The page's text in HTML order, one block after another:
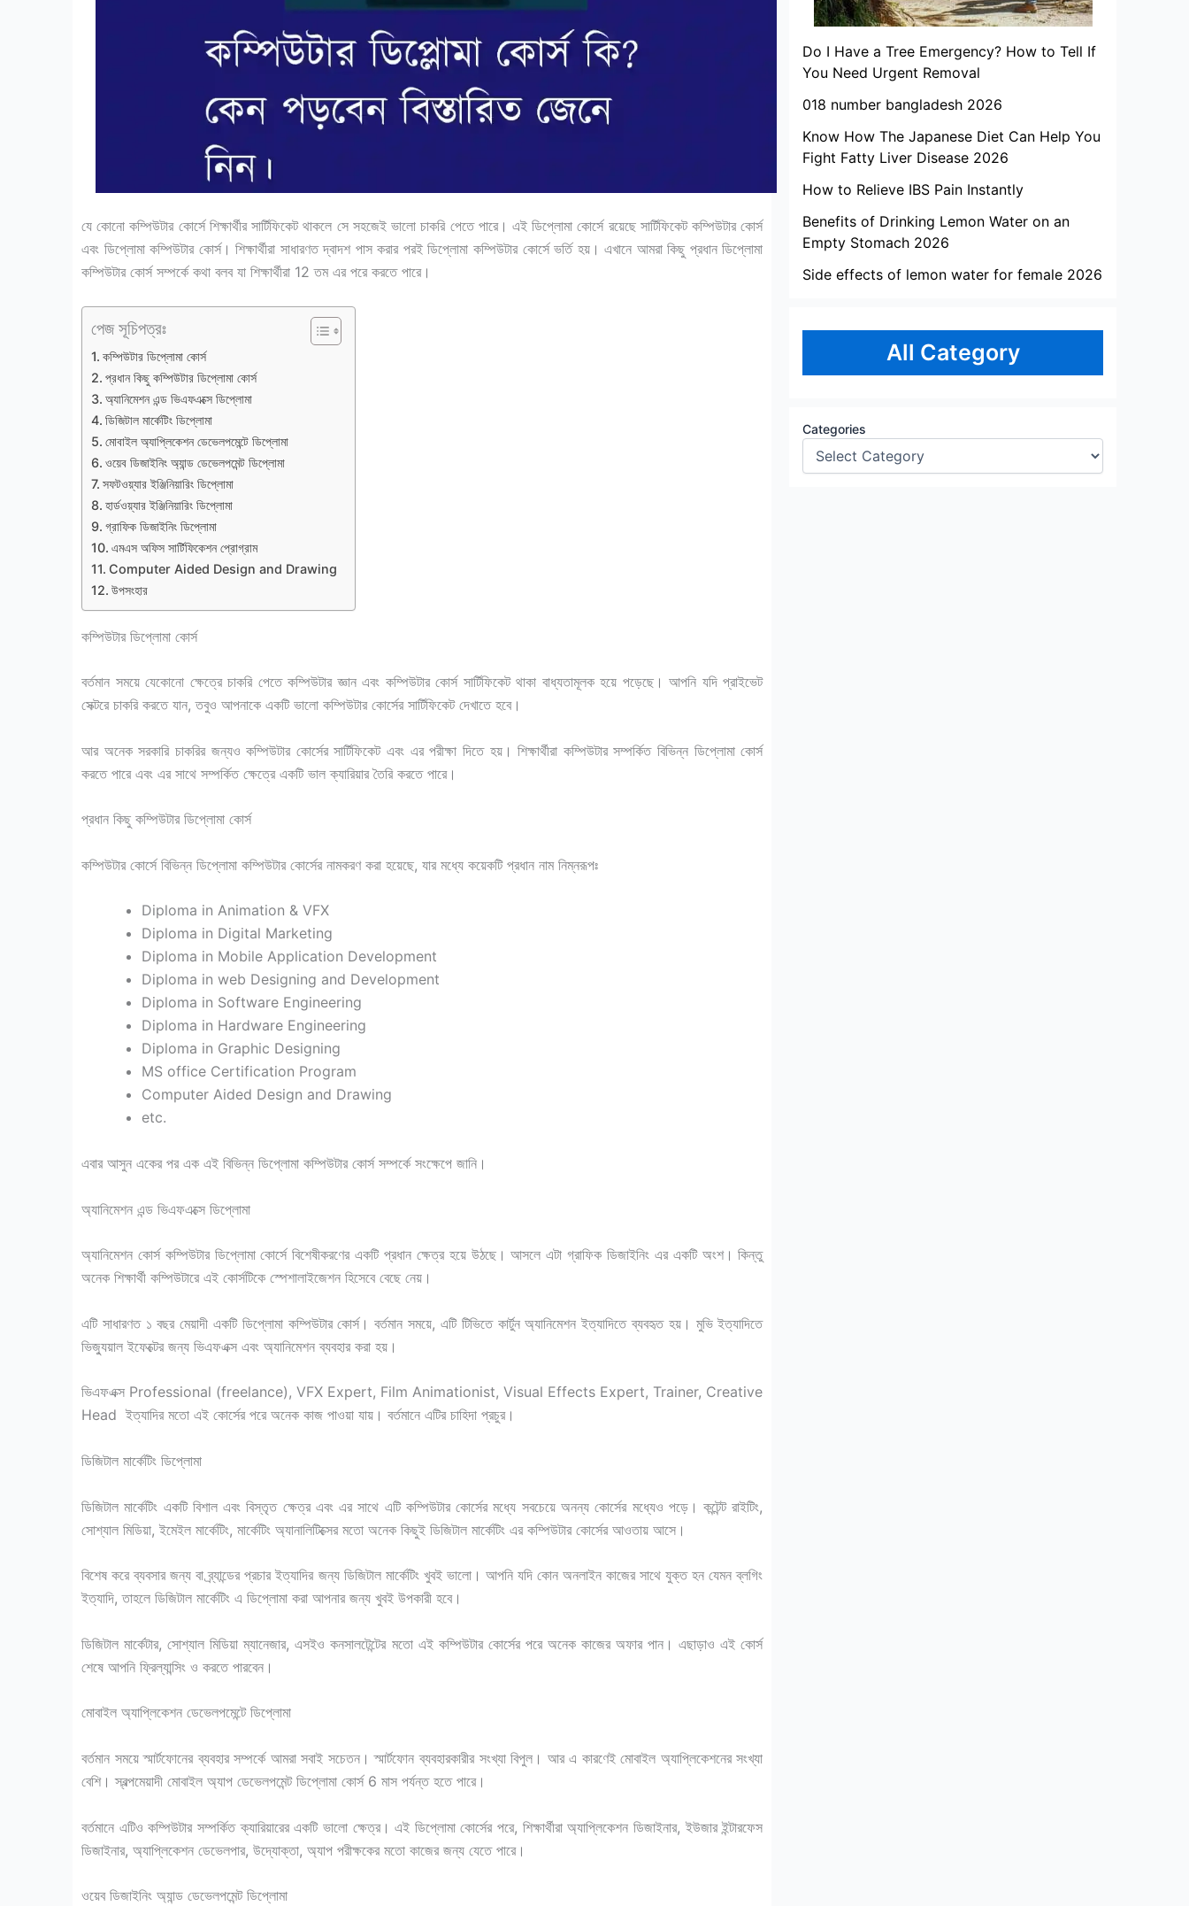
যে কোনো কম্পিউটার কোর্সে শিক্ষার্থীর সার্টিফিকেট থাকলে সে সহজেই ভালো চাকরি পেতে পারে। এই ডিপ্লোমা কোর্সে রয়েছে সার্টিফিকেট কম্পিউটার কোর্স
এবং ডিপ্লোমা কম্পিউটার কোর্স। শিক্ষার্থীরা সাধারণত দ্বাদশ পাস করার পরই ডিপ্লোমা কম্পিউটার কোর্সে ভর্তি হয়। এখানে আমরা কিছু প্রধান ডিপ্লোমা
কম্পিউটার কোর্স সম্পর্কে কথা বলব যা শিক্ষার্থীরা 12 তম এর পরে করতে পারে।
পেজ সূচিপত্রঃ
কম্পিউটার ডিপ্লোমা কোর্স
প্রধান কিছু কম্পিউটার ডিপ্লোমা কোর্স
অ্যানিমেশন এন্ড ভিএফএক্সে ডিপ্লোমা
ডিজিটাল মার্কেটিং ডিপ্লোমা
মোবাইল অ্যাপ্লিকেশন ডেভেলপমেন্টে ডিপ্লোমা
ওয়েব ডিজাইনিং অ্যান্ড ডেভেলপমেন্ট ডিপ্লোমা
সফটওয়্যার ইঞ্জিনিয়ারিং ডিপ্লোমা
হার্ডওয়্যার ইঞ্জিনিয়ারিং ডিপ্লোমা
গ্রাফিক ডিজাইনিং ডিপ্লোমা
এমএস অফিস সার্টিফিকেশন প্রোগ্রাম
Computer Aided Design and Drawing
উপসংহার
কম্পিউটার ডিপ্লোমা কোর্স
বর্তমান সময়ে যেকোনো ক্ষেত্রে চাকরি পেতে কম্পিউটার জ্ঞান এবং কম্পিউটার কোর্স সার্টিফিকেট থাকা বাধ্যতামূলক হয়ে পড়েছে। আপনি যদি প্রাইভেট
সেক্টরে চাকরি করতে যান, তবুও আপনাকে একটি ভালো কম্পিউটার কোর্সের সার্টিফিকেট দেখাতে হবে।
আর অনেক সরকারি চাকরির জন্যও কম্পিউটার কোর্সের সার্টিফিকেট এবং এর পরীক্ষা দিতে হয়। শিক্ষার্থীরা কম্পিউটার সম্পর্কিত বিভিন্ন ডিপ্লোমা কোর্স
করতে পারে এবং এর সাথে সম্পর্কিত ক্ষেত্রে একটি ভাল ক্যারিয়ার তৈরি করতে পারে।
প্রধান কিছু কম্পিউটার ডিপ্লোমা কোর্স
কম্পিউটার কোর্সে বিভিন্ন ডিপ্লোমা কম্পিউটার কোর্সের নামকরণ করা হয়েছে, যার মধ্যে কয়েকটি প্রধান নাম নিম্নরূপঃ
Diploma in Animation & VFX
Diploma in Digital Marketing
Diploma in Mobile Application Development
Diploma in web Designing and Development
Diploma in Software Engineering
Diploma in Hardware Engineering
Diploma in Graphic Designing
MS office Certification Program
Computer Aided Design and Drawing
etc.
এবার আসুন একের পর এক এই বিভিন্ন ডিপ্লোমা কম্পিউটার কোর্স সম্পর্কে সংক্ষেপে জানি।
অ্যানিমেশন এন্ড ভিএফএক্সে ডিপ্লোমা
অ্যানিমেশন কোর্স কম্পিউটার ডিপ্লোমা কোর্সে বিশেষীকরণের একটি প্রধান ক্ষেত্র হয়ে উঠছে। আসলে এটা গ্রাফিক ডিজাইনিং এর একটি অংশ। কিন্তু
অনেক শিক্ষার্থী কম্পিউটারে এই কোর্সটিকে স্পেশালাইজেশন হিসেবে বেছে নেয়।
এটি সাধারণত ১ বছর মেয়াদী একটি ডিপ্লোমা কম্পিউটার কোর্স। বর্তমান সময়ে, এটি টিভিতে কার্টুন অ্যানিমেশন ইত্যাদিতে ব্যবহৃত হয়। মুভি ইত্যাদিতে
ভিজ্যুয়াল ইফেক্টের জন্য ভিএফএক্স এবং অ্যানিমেশন ব্যবহার করা হয়।
ভিএফএক্স Professional (freelance), VFX Expert, Film Animationist, Visual Effects Expert, Trainer, Creative
Head ইত্যাদির মতো এই কোর্সের পরে অনেক কাজ পাওয়া যায়। বর্তমানে এটির চাহিদা প্রচুর।
ডিজিটাল মার্কেটিং ডিপ্লোমা
ডিজিটাল মার্কেটিং একটি বিশাল এবং বিস্তৃত ক্ষেত্র এবং এর সাথে এটি কম্পিউটার কোর্সের মধ্যে সবচেয়ে অনন্য কোর্সের মধ্যেও পড়ে। কন্টেন্ট রাইটিং,
সোশ্যাল মিডিয়া, ইমেইল মার্কেটিং, মার্কেটিং অ্যানালিটিক্সের মতো অনেক কিছুই ডিজিটাল মার্কেটিং এর কম্পিউটার কোর্সের আওতায় আসে।
বিশেষ করে ব্যবসার জন্য বা ব্র্যান্ডের প্রচার ইত্যাদির জন্য ডিজিটাল মার্কেটিং খুবই ভালো। আপনি যদি কোন অনলাইন কাজের সাথে যুক্ত হন যেমন ব্লগিং
ইত্যাদি, তাহলে ডিজিটাল মার্কেটিং এ ডিপ্লোমা করা আপনার জন্য খুবই উপকারী হবে।
ডিজিটাল মার্কেটার, সোশ্যাল মিডিয়া ম্যানেজার, এসইও কনসালটেন্টের মতো এই কম্পিউটার কোর্সের পরে অনেক কাজের অফার পান। এছাড়াও এই কোর্স
শেষে আপনি ফ্রিল্যান্সিং ও করতে পারবেন।
মোবাইল অ্যাপ্লিকেশন ডেভেলপমেন্টে ডিপ্লোমা
বর্তমান সময়ে স্মার্টফোনের ব্যবহার সম্পর্কে আমরা সবাই সচেতন। স্মার্টফোন ব্যবহারকারীর সংখ্যা বিপুল। আর এ কারণেই মোবাইল অ্যাপ্লিকেশনের সংখ্যা
বেশি। স্বল্পমেয়াদী মোবাইল অ্যাপ ডেভেলপমেন্ট ডিপ্লোমা কোর্স 6 মাস পর্যন্ত হতে পারে।
বর্তমানে এটিও কম্পিউটার সম্পর্কিত ক্যারিয়ারের একটি ভালো ক্ষেত্র। এই ডিপ্লোমা কোর্সের পরে, শিক্ষার্থীরা অ্যাপ্লিকেশন ডিজাইনার, ইউজার ইন্টারফেস
ডিজাইনার, অ্যাপ্লিকেশন ডেভেলপার, উদ্যোক্তা, অ্যাপ পরীক্ষকের মতো কাজের জন্য যেতে পারে।
ওয়েব ডিজাইনিং অ্যান্ড ডেভেলপমেন্ট ডিপ্লোমা
Do I Have a Tree Emergency? How to Tell If
You Need Urgent Removal
018 number bangladesh 2026
Know How The Japanese Diet Can Help You
Fight Fatty Liver Disease 2026
How to Relieve IBS Pain Instantly
Benefits of Drinking Lemon Water on an
Empty Stomach 2026
Side effects of lemon water for female 2026
All Category
Categories